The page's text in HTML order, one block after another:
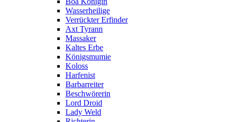
Wasserheilige
Verrückter Erfinder
Axt Tyrann
Massaker
Kaltes Erbe
Königsmumie
Koloss
Harfenist
Barbarreiter
Beschwörerin
Lord Droid
Lady Weld